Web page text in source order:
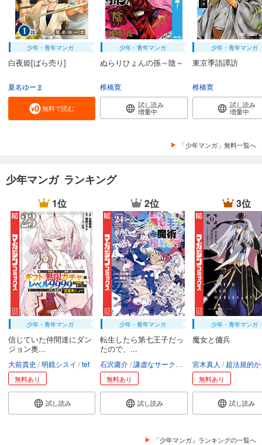
少年・青年マンガ
白夜姫[ばら売り]
夏名ゆーま
無料で読む
少年・青年マンガ
ぬらりひょんの孫～陰～
椎橋寛
試し読み
増量中
少年・青年マンガ
東京季語譚訪
椎橋寛
試し読み
増量中
「少年マンガ」無料一覧へ
少年マンガ ランキング
1位
少年・青年マンガ
信じていた仲間達にダン
ジョン奥...
大前貴史 明鏡シスイ tef
無料あり
試し読み
2位
少年・青年マンガ
転生したら第七王子だっ
たので、...
石沢庸介 謙虚なサークル メル。
無料あり
試し読み
3位
少年・青年マンガ
魔女と傭兵
宮木真人 超法規的か
無料あり
試し読み
「少年マンガ」ランキングの一覧へ